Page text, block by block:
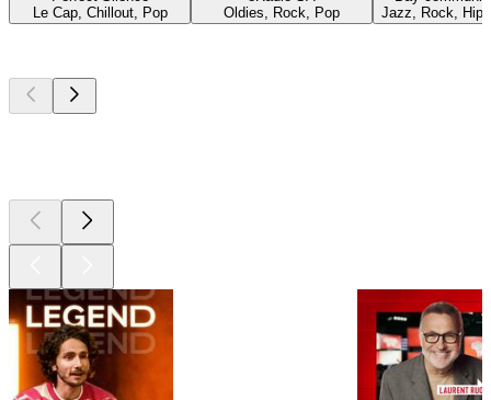
Le Cap, Chillout, Pop
Oldies, Rock, Pop
Jazz, Rock, Hip